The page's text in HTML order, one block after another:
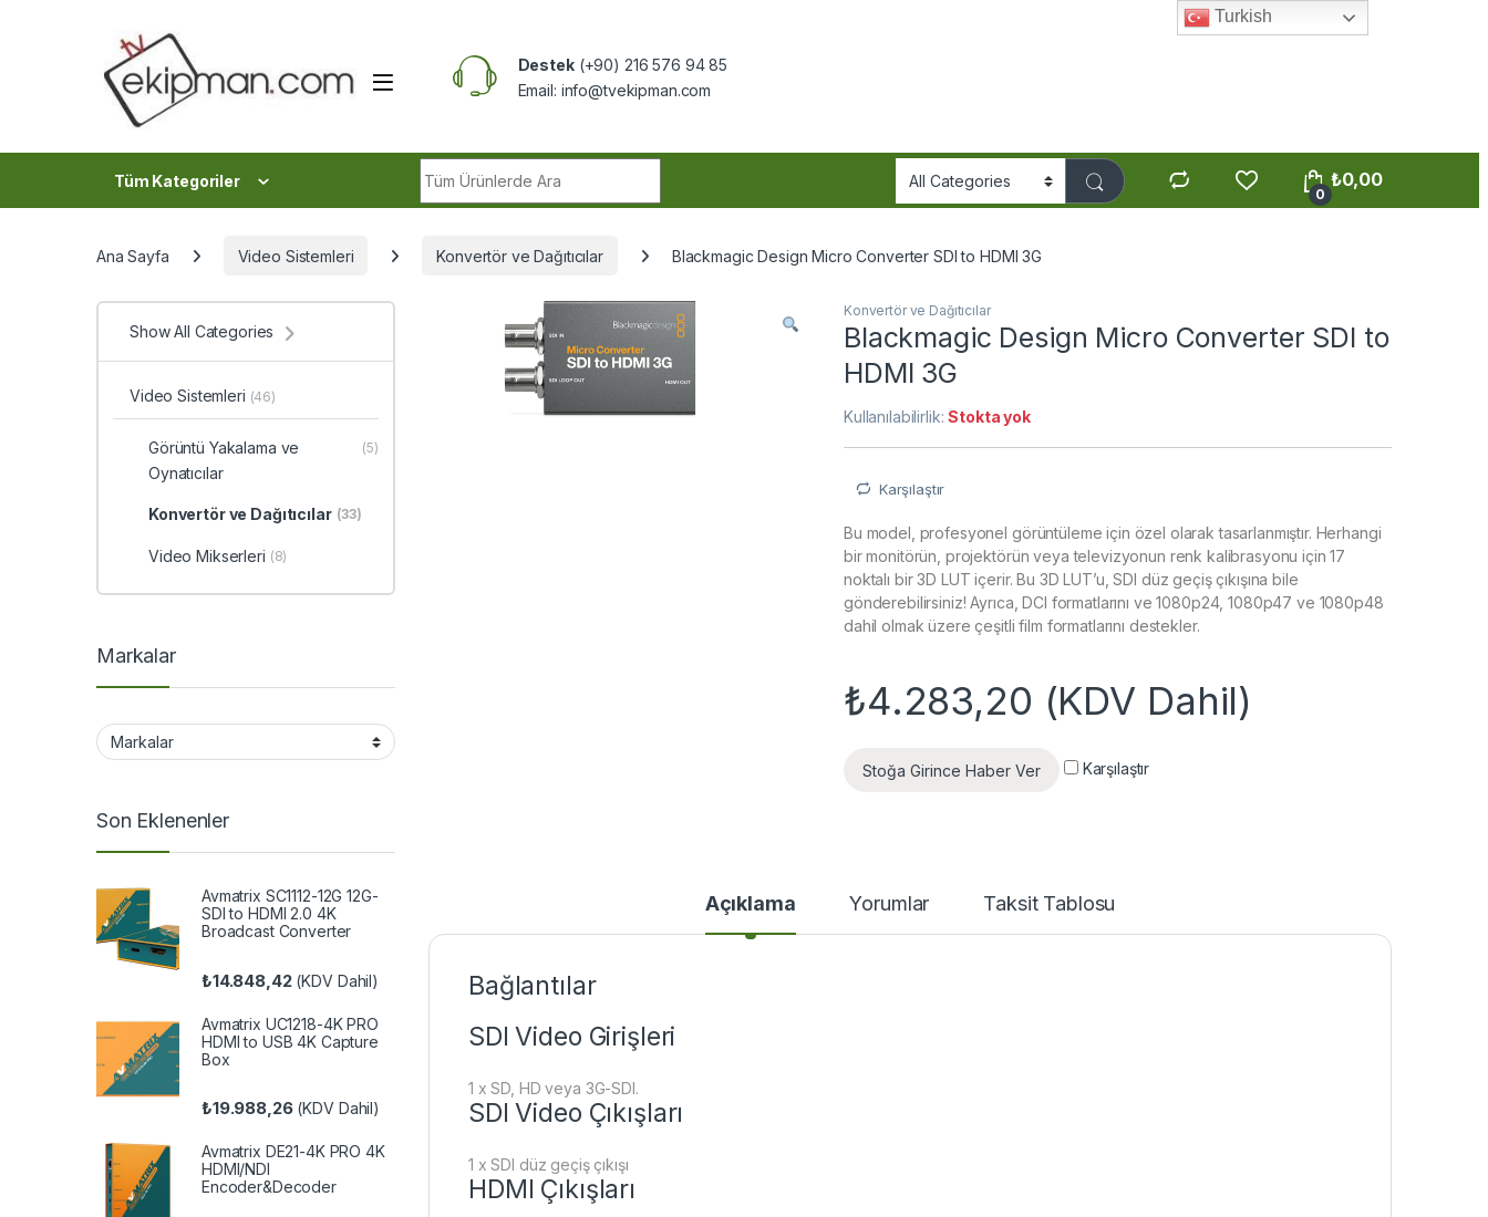
Destek(+90) 216 576 94 85
Email: info@tvekipman.com
Tüm Kategoriler
0
₺0,00
Ana Sayfa Video Sistemleri Konvertör ve Dağıtıcılar Blackmagic Design Micro Converter SDI to HDMI 3G
Konvertör ve Dağıtıcılar
Blackmagic Design Micro Converter SDI to
HDMI 3G
Kullanılabilirlik:Stokta yok
Karşılaştır
Bu model, profesyonel görüntüleme için özel olarak tasarlanmıştır. Herhangi
bir monitörün, projektörün veya televizyonun renk kalibrasyonu için 17
noktalı bir 3D LUT içerir. Bu 3D LUT’u, SDI düz geçiş çıkışına bile
gönderebilirsiniz! Ayrıca, DCI formatlarını ve 1080p24, 1080p47 ve 1080p48
dahil olmak üzere çeşitli film formatlarını destekler.
₺4.283,20 (KDV Dahil)
Stoğa Girince Haber Ver Karşılaştır
Açıklama Yorumlar Taksit Tablosu
Bağlantılar
SDI Video Girişleri
1 x SD, HD veya 3G-SDI.
SDI Video Çıkışları
1 x SDI düz geçiş çıkışı
HDMI Çıkışları
Show All Categories
Video Sistemleri (46)
Görüntü Yakalama ve
Oynatıcılar
(5)
Konvertör ve Dağıtıcılar (33)
Video Mikserleri (8)
Markalar
Son Eklenenler
Avmatrix SC1112-12G 12G-
SDI to HDMI 2.0 4K
Broadcast Converter
₺14.848,42(KDV Dahil)
Avmatrix UC1218-4K PRO
HDMI to USB 4K Capture
Box
₺19.988,26(KDV Dahil)
Avmatrix DE21-4K PRO 4K
HDMI/NDI
Encoder&Decoder
Turkish